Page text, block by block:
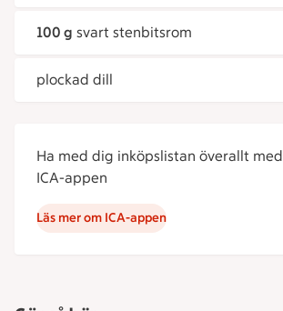
100 g svart stenbitsrom
plockad dill
Ha med dig inköpslistan överallt med
ICA-appen
Läs mer om ICA-appen